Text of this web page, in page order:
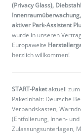
(Privacy Glass),
aktiver Park-Assistent
wurde in unseren
Europaweite
herzlich willkommen!
START-Paketaktuell
Paketinhalt: Deutsche
Verbandskasten,
(Entfolierung, Innen-
Zulassungsunterlagen,